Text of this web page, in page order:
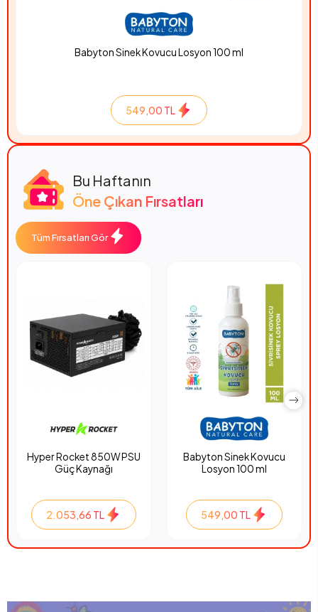
Babyton Sinek Kovucu Losyon 100 ml
549,00 TL
Bu Haftanın
Öne Çıkan Fırsatları
Tüm Fırsatları Gör
Hyper Rocket 850W PSU
Güç Kaynağı
2.053,66 TL
Babyton Sinek Kovucu
Losyon 100 ml
549,00 TL